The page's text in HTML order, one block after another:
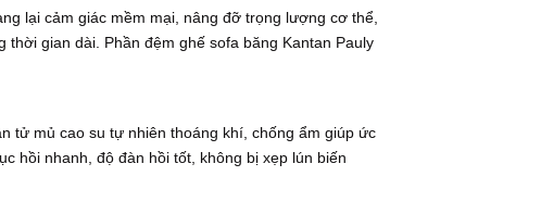
lại cảm giác mềm mại, nâng đỡ trọng lượng cơ thể,
gian dài. Phần đệm ghế sofa băng Kantan Pauly
tử mủ cao su tự nhiên thoáng khí, chống ẩm giúp ức
hồi nhanh, độ đàn hồi tốt, không bị xẹp lún biến